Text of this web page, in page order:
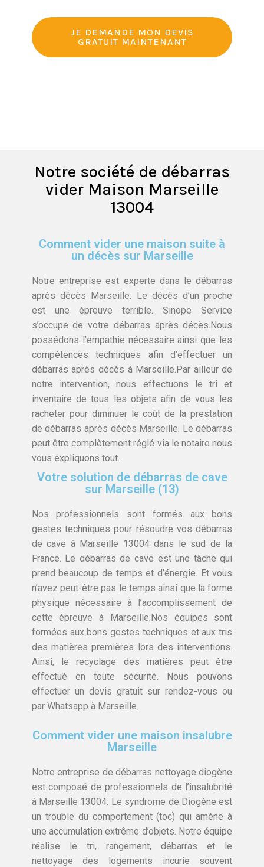
JE DEMANDE MON DEVIS
GRATUIT MAINTENANT
Notre société de débarras
vider Maison Marseille
13004
Comment vider une maison suite à
un décès sur Marseille
Notre entreprise est experte dans le débarras
après décès Marseille. Le décès d’un proche
est une épreuve terrible. Sinope Service
s’occupe de votre débarras après décès.Nous
possédons l’empathie nécessaire ainsi que les
compétences techniques afin d’effectuer un
débarras après décès à Marseille.Par ailleur de
notre intervention, nous effectuons le tri et
inventaire de tous les objets afin de vous les
racheter pour diminuer le coût de la prestation
de débarras après décès Marseille. Le débarras
peut être complètement réglé via le notaire nous
vous expliquons tout.
Votre solution de débarras de cave
sur Marseille (13)
Nos professionnels sont formés aux bons
gestes techniques pour résoudre vos débarras
de cave à Marseille 13004 dans le sud de la
France. Le débarras de cave est une tâche qui
prend beaucoup de temps et d’énergie. Et vous
n’avez peut-être pas le temps ainsi que la forme
physique nécessaire à l’accomplissement de
cette épreuve à Marseille.Nos équipes sont
formées aux bons gestes techniques et aux tris
des matières premières lors des interventions.
Ainsi, le recyclage des matières peut être
effectué en toute sécurité. Nous pouvons
effectuer un devis gratuit sur rendez-vous ou
par Whatsapp à Marseille.
Comment vider une maison insalubre
Marseille
Notre entreprise de débarras nettoyage diogène
est composé de professionnels de l’insalubrité
à Marseille 13004. Le syndrome de Diogène est
un trouble du comportement (toc) qui amène à
une accumulation extrême d’objets. Notre équipe
réalise le tri, rangement, débarras et le
nettoyage des logements incurie souvent